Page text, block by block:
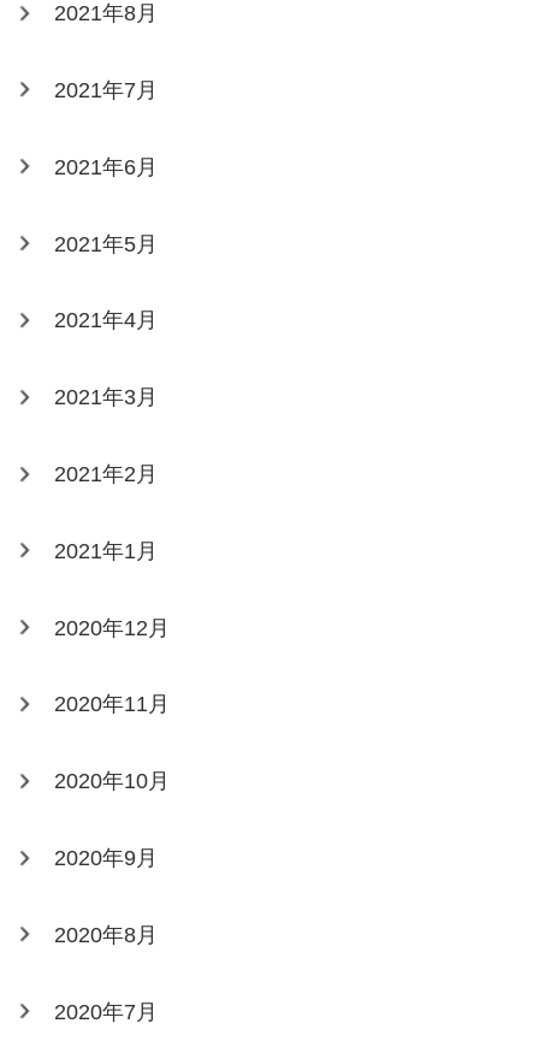
2021年8月
2021年7月
2021年6月
2021年5月
2021年4月
2021年3月
2021年2月
2021年1月
2020年12月
2020年11月
2020年10月
2020年9月
2020年8月
2020年7月